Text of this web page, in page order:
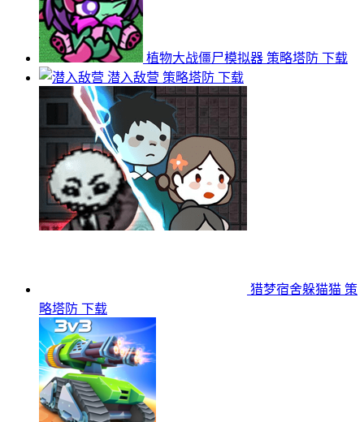
植物大战僵尸模拟器 策略塔防 下载
潜入敌营 策略塔防 下载
猎梦宿舍躲猫猫 策
略塔防 下载